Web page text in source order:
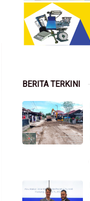
BERITA TERKINI